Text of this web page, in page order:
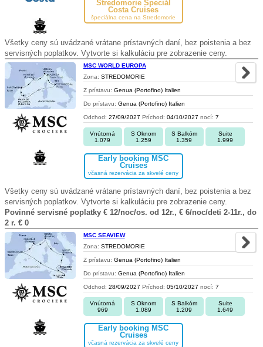
Stredomorie Špeciál
Costa Cruises
špeciálna cena na Stredomorie
Všetky ceny sú uvádzané vrátane prístavných daní, bez poistenia a bez
servisných poplatkov. Vytvorte si kalkuláciu pre zobrazenie ceny.
MSC WORLD EUROPA
Zona: STREDOMORIE
Z prístavu: Genua (Portofino) Italien
Do prístavu: Genua (Portofino) Italien
Odchod: 27/09/2027 Príchod: 04/10/2027 nocí: 7
Vnútorná
1.079
S Oknom
1.259
S Balkóm
1.359
Suite
1.999
Early booking MSC
Cruises
včasná rezervácia za skvelé ceny
Všetky ceny sú uvádzané vrátane prístavných daní, bez poistenia a bez
servisných poplatkov. Vytvorte si kalkuláciu pre zobrazenie ceny.
Povinné servisné poplatky € 12/noc/os. od 12r., € 6/noc/deti 2-11r., do
2 r. € 0
MSC SEAVIEW
Zona: STREDOMORIE
Z prístavu: Genua (Portofino) Italien
Do prístavu: Genua (Portofino) Italien
Odchod: 28/09/2027 Príchod: 05/10/2027 nocí: 7
Vnútorná
969
S Oknom
1.089
S Balkóm
1.209
Suite
1.649
Early booking MSC
Cruises
včasná rezervácia za skvelé ceny